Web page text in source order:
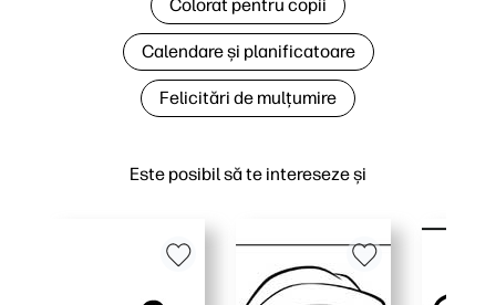
Este posibil să te intereseze și
Colorat pentru copii
Calendare și planificatoare
Felicitări de mulțumire